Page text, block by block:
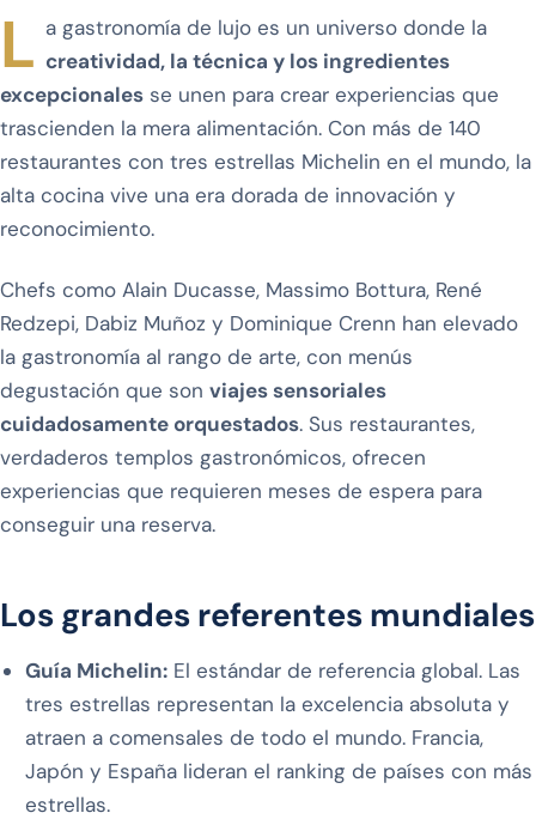
L a gastronomía de lujo es un universo donde la
creatividad, la técnica y los ingredientes
excepcionales se unen para crear experiencias que
trascienden la mera alimentación. Con más de 140
restaurantes con tres estrellas Michelin en el mundo, la
alta cocina vive una era dorada de innovación y
reconocimiento.
Chefs como Alain Ducasse, Massimo Bottura, René
Redzepi, Dabiz Muñoz y Dominique Crenn han elevado
la gastronomía al rango de arte, con menús
degustación que son viajes sensoriales
cuidadosamente orquestados. Sus restaurantes,
verdaderos templos gastronómicos, ofrecen
experiencias que requieren meses de espera para
conseguir una reserva.
Los grandes referentes mundiales
Guía Michelin:El estándar de referencia global. Las
tres estrellas representan la excelencia absoluta y
atraen a comensales de todo el mundo. Francia,
Japón y España lideran el ranking de países con más
estrellas.